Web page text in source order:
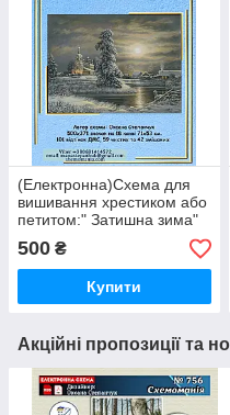
(Електронна)Схема для
вишивання хрестиком або
петитом:" Затишна зима"
500 ₴
Купити
Акційні пропозиції та